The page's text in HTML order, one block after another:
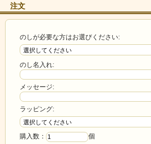
【内容量】150g
【賞味期限】製造日から300日
【保存方法】直射日光を避け常温保存
【商品パッケージサイズ】縦16 × 横11 × 高さ(厚
注文
のしが必要な方はお選びください:
のし名入れ:
メッセージ:
ラッピング:
購入数： 個